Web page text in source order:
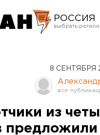
РОССИЯ
Оренбург
8 СЕНТЯБРЯ
из
предложили